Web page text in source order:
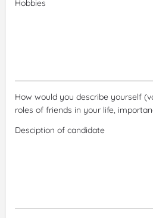
How would you describe yourself
roles of friends in your life,